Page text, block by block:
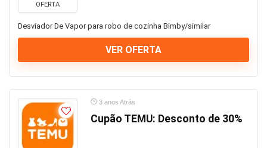
OFERTA
Desviador De Vapor para robo de cozinha Bimby/similar
VER OFERTA
3 anos Atrás
Cupão TEMU: Desconto de 30%